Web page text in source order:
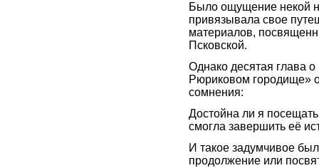
Было ощущение некой
привязывала свое
материалов,
Псковской.
Однако десятая глава
Рюриковом городище»
сомнения:
Достойна ли я
смогла завершить её
И такое задумчивое
продолжение или